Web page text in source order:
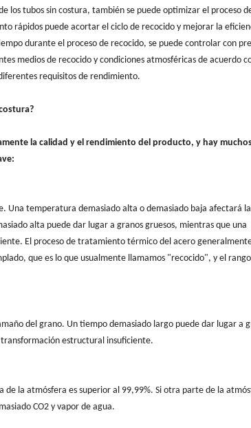
los tubos sin costura, también se puede optimizar el proceso
rápidos puede acortar el ciclo de recocido y mejorar la
durante el proceso de recocido, se puede controlar con
medios de recocido y condiciones atmosféricas de acuerdo
requisitos de rendimiento.
la calidad y el rendimiento del producto, y hay
Una temperatura demasiado alta o demasiado baja afectará la
alta puede dar lugar a granos gruesos, mientras que una
El proceso de tratamiento térmico del acero
que es lo que usualmente llamamos "recocido", y el
del grano. Un tiempo demasiado largo puede dar lugar a
estructural insuficiente.
la atmósfera es superior al 99,99%. Si otra parte de la
CO2 y vapor de agua.